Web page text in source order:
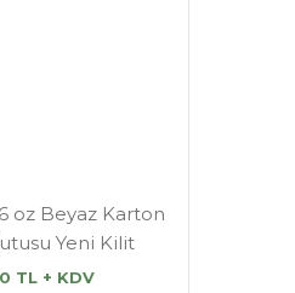
oz Beyaz Karton
Yeni Kilit
TL + KDV